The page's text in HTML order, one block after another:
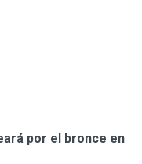
por el bronce en